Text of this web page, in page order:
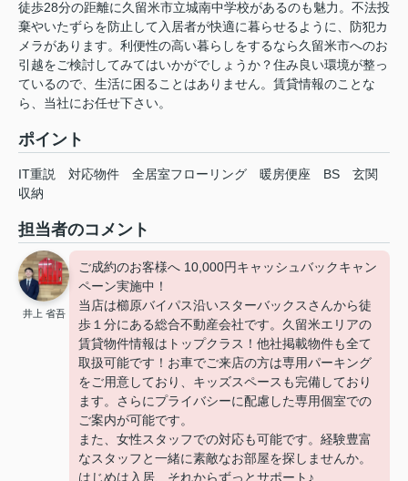
徒歩28分の距離に久留米市立城南中学校があるのも魅力。不法投
棄やいたずらを防止して入居者が快適に暮らせるように、防犯カ
メラがあります。利便性の高い暮らしをするなら久留米市へのお
引越をご検討してみてはいかがでしょうか？住み良い環境が整っ
ているので、生活に困ることはありません。賃貸情報のことな
ら、当社にお任せ下さい。
ポイント
IT重説 対応物件 全居室フローリング 暖房便座 BS
玄関
収納
担当者のコメント
井上 省吾
ご成約のお客様へ 10,000円キャッシュバックキャン
ペーン実施中！
当店は櫛原バイパス沿いスターバックスさんから徒
歩１分にある総合不動産会社です。久留米エリアの
賃貸物件情報はトップクラス！他社掲載物件も全て
取扱可能です！お車でご来店の方は専用パーキング
をご用意しており、キッズスペースも完備しており
ます。さらにプライバシーに配慮した専用個室での
ご案内が可能です。
また、女性スタッフでの対応も可能です。経験豊富
なスタッフと一緒に素敵なお部屋を探しませんか。
はじめは入居、それからずっとサポート♪